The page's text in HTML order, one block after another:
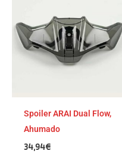
Spoiler ARAI Dual Flow,
Ahumado
34,94€